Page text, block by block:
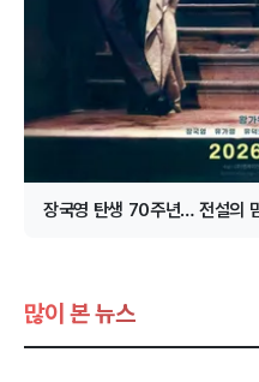
장국영 탄생 70주년… 전설의
많이 본 뉴스